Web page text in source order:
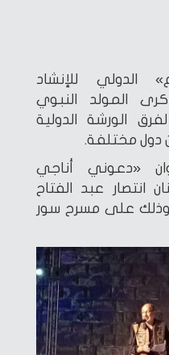
الدولي للإنشاد
المولد النبوي
الورشة الدولية
دول مختلفة.
«دعوني أناجي
انتصار عبد الفتاح
على مسرح سور